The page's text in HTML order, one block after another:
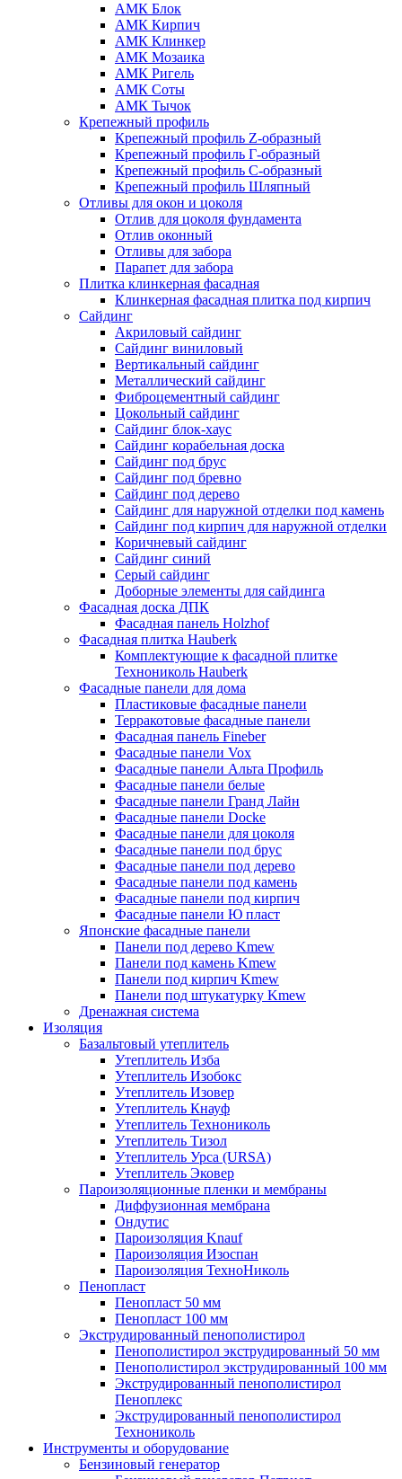
АМК Блок
АМК Кирпич
АМК Клинкер
АМК Мозаика
АМК Ригель
АМК Соты
АМК Тычок
Крепежный профиль
Крепежный профиль Z-образный
Крепежный профиль Г-образный
Крепежный профиль С-образный
Крепежный профиль Шляпный
Отливы для окон и цоколя
Отлив для цоколя фундамента
Отлив оконный
Отливы для забора
Парапет для забора
Плитка клинкерная фасадная
Клинкерная фасадная плитка под кирпич
Сайдинг
Акриловый сайдинг
Сайдинг виниловый
Вертикальный сайдинг
Металлический сайдинг
Фиброцементный сайдинг
Цокольный сайдинг
Сайдинг блок-хаус
Сайдинг корабельная доска
Сайдинг под брус
Сайдинг под бревно
Сайдинг под дерево
Сайдинг для наружной отделки под камень
Сайдинг под кирпич для наружной отделки
Коричневый сайдинг
Сайдинг синий
Серый сайдинг
Доборные элементы для сайдинга
Фасадная доска ДПК
Фасадная панель Holzhof
Фасадная плитка Hauberk
Комплектующие к фасадной плитке
Технониколь Hauberk
Фасадные панели для дома
Пластиковые фасадные панели
Терракотовые фасадные панели
Фасадная панель Fineber
Фасадные панели Vox
Фасадные панели Альта Профиль
Фасадные панели белые
Фасадные панели Гранд Лайн
Фасадные панели Docke
Фасадные панели для цоколя
Фасадные панели под брус
Фасадные панели под дерево
Фасадные панели под камень
Фасадные панели под кирпич
Фасадные панели Ю пласт
Японские фасадные панели
Панели под дерево Kmew
Панели под камень Kmew
Панели под кирпич Kmew
Панели под штукатурку Kmew
Дренажная система
Изоляция
Базальтовый утеплитель
Утеплитель Изба
Утеплитель Изобокс
Утеплитель Изовер
Утеплитель Кнауф
Утеплитель Технониколь
Утеплитель Тизол
Утеплитель Урса (URSA)
Утеплитель Эковер
Пароизоляционные пленки и мембраны
Диффузионная мембрана
Ондутис
Пароизоляция Knauf
Пароизоляция Изоспан
Пароизоляция ТехноНиколь
Пенопласт
Пенопласт 50 мм
Пенопласт 100 мм
Экструдированный пенополистирол
Пенополистирол экструдированный 50 мм
Пенополистирол экструдированный 100 мм
Экструдированный пенополистирол
Пеноплекс
Экструдированный пенополистирол
Технониколь
Инструменты и оборудование
Бензиновый генератор